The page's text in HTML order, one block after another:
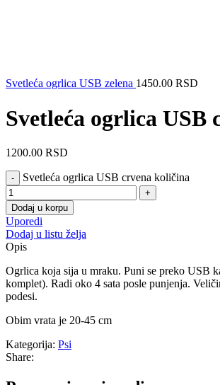
Svetleća ogrlica USB zelena 1450.00 RSD
Svetleća ogrlica USB
1200.00 RSD
Svetleća ogrlica USB crvena količina
Dodaj u korpu
Uporedi
Dodaj u listu želja
Opis
Ogrlica koja sija u mraku. Puni se preko USB
komplet). Radi oko 4 sata posle punjenja.
podesi.
Obim vrata je 20-45 cm
Kategorija: Psi
Share: